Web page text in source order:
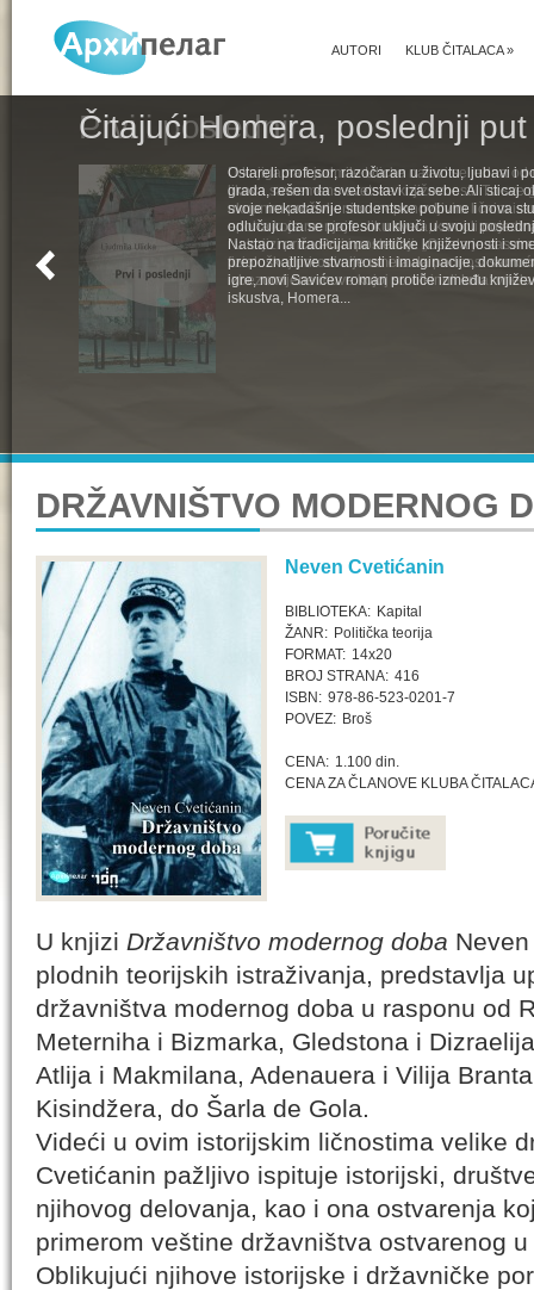
KLUB ČITALACA»
AUTORI
Čitajući Homera, poslednji put
Ostareli profesor, razočaran u životu, ljubavi i
grada, rešen da svet ostavi iza sebe. Ali sticaj
svoje nekadašnje studentske pobune i nova
odlučuju da se profesor uključi u svoju
Nastao na tradicijama kritičke književnosti i
prepoznatljive stvarnosti i imaginacije,
igre, novi Savićev roman protiče između
iskustva, Homera...
DRŽAVNIŠTVO MODERNOG
Neven Cvetićanin
BIBLIOTEKA: Kapital
ŽANR: Politička teorija
FORMAT: 14x20
BROJ STRANA: 416
ISBN: 978-86-523-0201-7
POVEZ: Broš
CENA: 1.100 din.
CENA ZA ČLANOVE KLUBA
U knjizi Državništvo modernog doba
plodnih teorijskih istraživanja, predstavlja
državništva modernog doba u rasponu od
Meterniha i Bizmarka, Gledstona i
Atlija i Makmilana, Adenauera i Vilija
Kisindžera, do Šarla de Gola.
Videći u ovim istorijskim ličnostima velike
Cvetićanin pažljivo ispituje istorijski,
njihovog delovanja, kao i ona ostvarenja
primerom veštine državništva ostvarenog
Oblikujući njihove istorijske i državničke